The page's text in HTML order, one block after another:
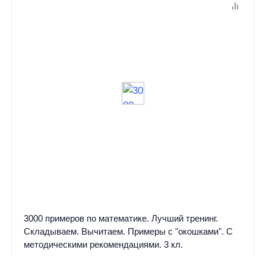
3000 примеров по математике. Лучший тренинг.
Складываем. Вычитаем. Примеры с "окошками". С
методическими рекомендациями. 3 кл.